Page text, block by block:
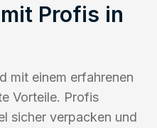
Profis in
mit einem erfahrenen
Vorteile. Profis
sicher verpacken und